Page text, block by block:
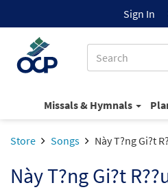
Sign In
Missals & Hymnals
Store Songs Này T?ng Gi?t
Này T?ng Gi?t